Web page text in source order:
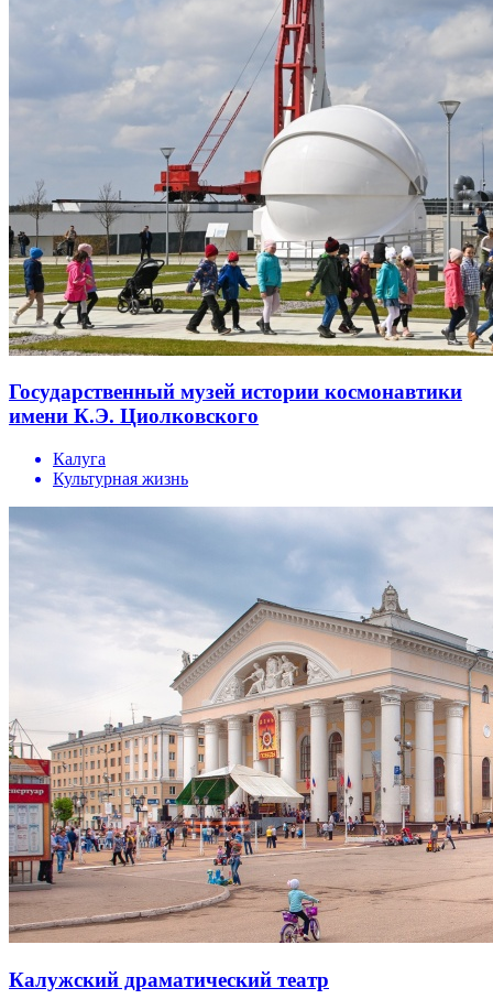
Государственный музей истории космонавтики
имени К.Э. Циолковского
Калуга
Культурная жизнь
Калужский драматический театр